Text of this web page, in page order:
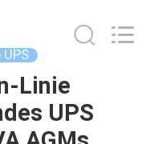
Linie
UPS